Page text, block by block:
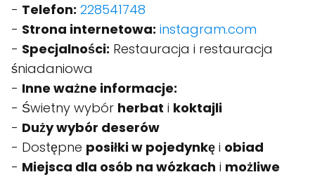
- Telefon: 228541748
- Strona internetowa: instagram.com
- Specjalności: Restauracja i restauracja
śniadaniowa
- Inne ważne informacje:
- Świetny wybór herbat i koktajli
- Duży wybór deserów
- Dostępne posiłki w pojedynkę i obiad
- Miejsca dla osób na wózkach i możliwe